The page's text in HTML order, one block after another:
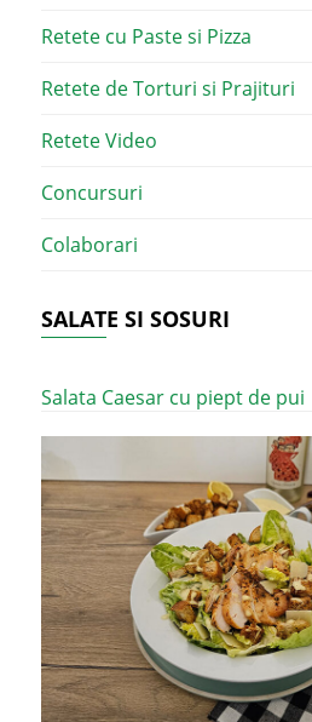
Retete cu Paste si Pizza
Retete de Torturi si Prajituri
Retete Video
Concursuri
Colaborari
SALATE SI SOSURI
Salata Caesar cu piept de pui